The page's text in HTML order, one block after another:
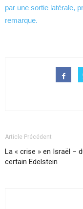
par une sortie latérale,
remarque.
Article Précédent
La « crise » en Israël –
certain Edelstein